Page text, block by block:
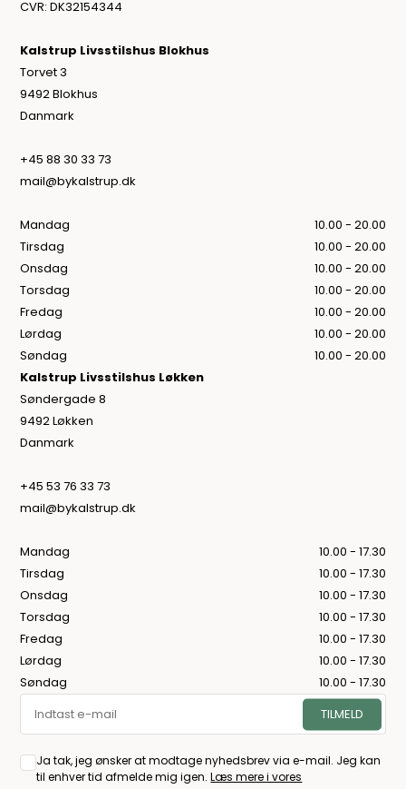
CVR: DK32154344
Kalstrup Livsstilshus Blokhus
Torvet 3
9492 Blokhus
Danmark
+45 88 30 33 73
mail@bykalstrup.dk
Mandag
10.00 - 20.00
Tirsdag
10.00 - 20.00
Onsdag
10.00 - 20.00
Torsdag
10.00 - 20.00
Fredag
10.00 - 20.00
Lørdag
10.00 - 20.00
Søndag
10.00 - 20.00
Kalstrup Livsstilshus Løkken
Søndergade 8
9492 Løkken
Danmark
+45 53 76 33 73
mail@bykalstrup.dk
Mandag
10.00 - 17.30
Tirsdag
10.00 - 17.30
Onsdag
10.00 - 17.30
Torsdag
10.00 - 17.30
Fredag
10.00 - 17.30
Lørdag
10.00 - 17.30
Søndag
10.00 - 17.30
Ja tak, jeg ønsker at modtage nyhedsbrev via e-mail. Jeg kan
til enhver tid afmelde mig igen.Læs mere i vores